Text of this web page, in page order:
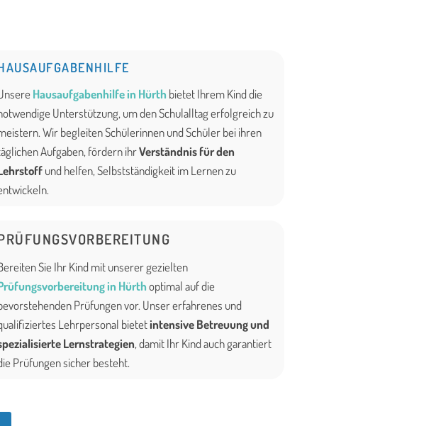
Hausaufgabenhilfe in Hürth bietet Ihrem Kind die
Unterstützung, um den Schulalltag erfolgreich zu
Wir begleiten Schülerinnen und Schüler bei ihren
Aufgaben, fördern ihrVerständnis für den
und helfen, Selbstständigkeit im Lernen zu
Sie Ihr Kind mit unserer gezielten
in Hürthoptimal auf die
Prüfungen vor. Unser erfahrenes und
Lehrpersonal bietetintensive Betreuung und
Lernstrategien, damit Ihr Kind auch garantiert
Prüfungen sicher besteht.